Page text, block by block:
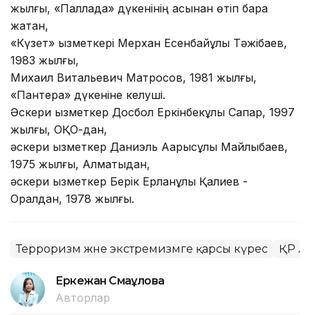
жылғы, «Паллада» дүкенінің қасынан өтіп бара
жатқан,
«Күзет» қызметкері Мерхан Есенбайұлы Тәжібаев,
1983 жылғы,
Михаил Витальевич Матросов, 1981 жылғы,
«Пантера» дүкеніне келуші.
Әскери қызметкер Досбол Еркінбекұлы Сапар, 1997
жылғы, ОҚО-дан,
әскери қызметкер Даниэль Ақарысұлы Майлыбаев,
1975 жылғы, Алматыдан,
әскери қызметкер Берік Ерланұлы Қалиев -
Оралдан, 1978 жылғы.
Терроризм және экстремизмге қарсы күрес ҚР
Еркежан Смағұлова
Авторлар